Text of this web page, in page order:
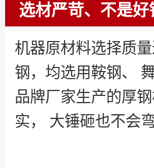
选材严苛、不是
机器原材料选择质
钢，均选用鞍钢、
品牌厂家生产的厚
实， 大锤砸也不会弯